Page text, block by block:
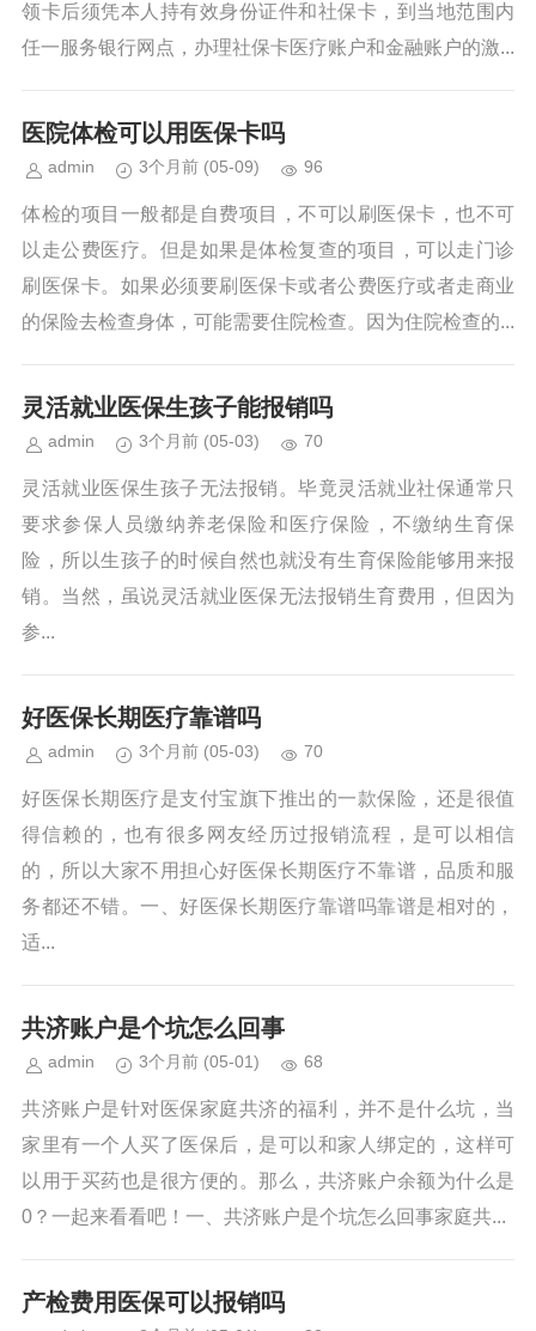
领卡后须凭本人持有效身份证件和社保卡，到当地范围内
任一服务银行网点，办理社保卡医疗账户和金融账户的激...
医院体检可以用医保卡吗
admin 3个月前 (05-09) 96
体检的项目一般都是自费项目，不可以刷医保卡，也不可
以走公费医疗。但是如果是体检复查的项目，可以走门诊
刷医保卡。如果必须要刷医保卡或者公费医疗或者走商业
的保险去检查身体，可能需要住院检查。因为住院检查的...
灵活就业医保生孩子能报销吗
admin 3个月前 (05-03) 70
灵活就业医保生孩子无法报销。毕竟灵活就业社保通常只
要求参保人员缴纳养老保险和医疗保险，不缴纳生育保
险，所以生孩子的时候自然也就没有生育保险能够用来报
销。当然，虽说灵活就业医保无法报销生育费用，但因为
参...
好医保长期医疗靠谱吗
admin 3个月前 (05-03) 70
好医保长期医疗是支付宝旗下推出的一款保险，还是很值
得信赖的，也有很多网友经历过报销流程，是可以相信
的，所以大家不用担心好医保长期医疗不靠谱，品质和服
务都还不错。一、好医保长期医疗靠谱吗靠谱是相对的，
适...
共济账户是个坑怎么回事
admin 3个月前 (05-01) 68
共济账户是针对医保家庭共济的福利，并不是什么坑，当
家里有一个人买了医保后，是可以和家人绑定的，这样可
以用于买药也是很方便的。那么，共济账户余额为什么是
0？一起来看看吧！一、共济账户是个坑怎么回事家庭共...
产检费用医保可以报销吗